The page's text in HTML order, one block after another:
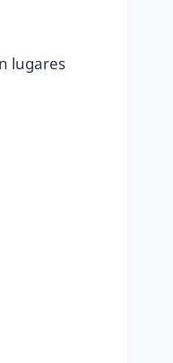
lugares